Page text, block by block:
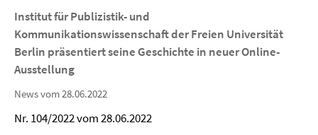
Institut für Publizistik- und
Kommunikationswissenschaft der Freien Universität
Berlin präsentiert seine Geschichte in neuer Online-
Ausstellung
News vom 28.06.2022
Nr. 104/2022 vom 28.06.2022